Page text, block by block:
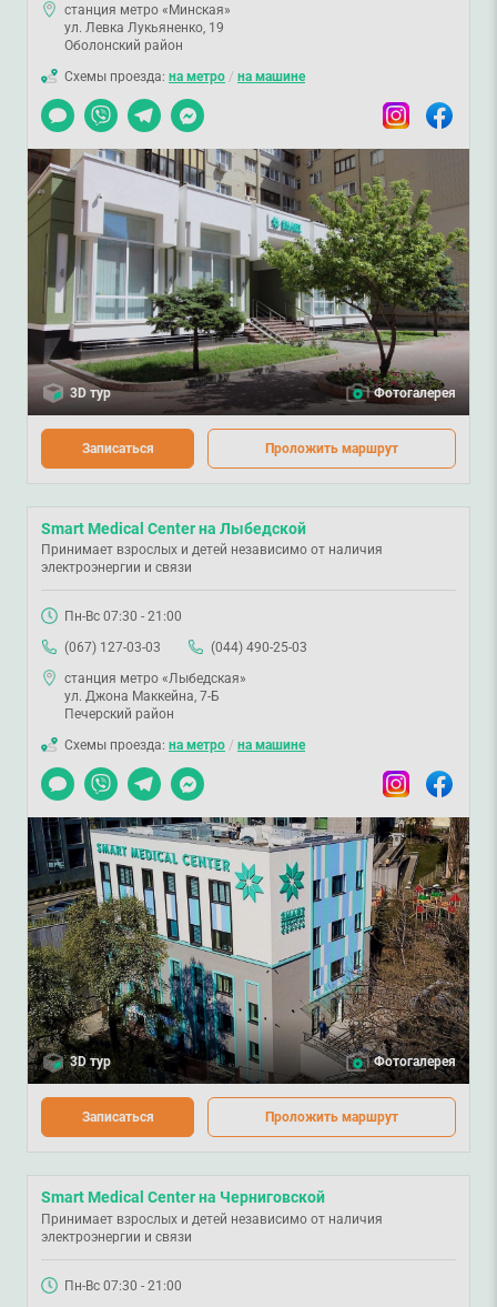
станция метро «Минская»
ул. Левка Лукьяненко, 19
Оболонский район
Схемы проезда: на метро / на машине
Чат
Viber TelegramMessenger InstagramFacebook
3D тур Фотогалерея
Записаться Проложить маршрут
Smart Medical Center на Лыбедской
Принимает взрослых и детей независимо от наличия
электроэнергии и связи
Пн-Вс 07:30 - 21:00
(067) 127-03-03
(044) 490-25-03
станция метро «Лыбедская»
ул. Джона Маккейна, 7-Б
Печерский район
Схемы проезда: на метро / на машине
Чат
Viber TelegramMessenger InstagramFacebook
3D тур Фотогалерея
Записаться Проложить маршрут
Smart Medical Center на Черниговской
Принимает взрослых и детей независимо от наличия
электроэнергии и связи
Пн-Вс 07:30 - 21:00